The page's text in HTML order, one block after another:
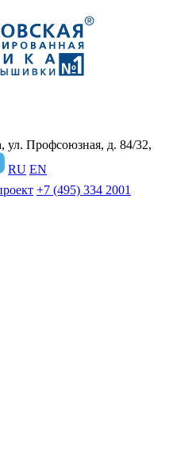
ул. Профсоюзная, д. 84/32,
RU EN
+7 (495) 334 2001